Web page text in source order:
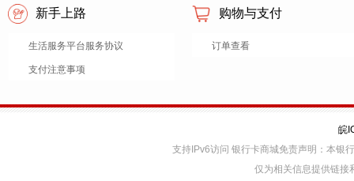
新手上路
生活服务平台服务协议
支付注意事项
购物与支付
订单查看
皖
支持IPv6访问 银行卡商城免责声明：本银
仅为相关信息提供链接